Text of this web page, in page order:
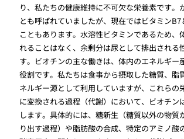
り、私たちの健康維持に不可欠な栄養素です。
とも呼ばれていましたが、現在ではビタミン
こともあります。水溶性ビタミンであるため、
れることはなく、余剰分は尿として排出される
す。ビオチンの主な働きは、体内のエネルギー
役割です。私たちは食事から摂取した糖質、脂
ネルギー源として利用していますが、これらの
に変換される過程（代謝）において、ビオチン
します。具体的には、糖新生（糖質以外の物質
り出す過程）や脂肪酸の合成、特定のアミノ酸